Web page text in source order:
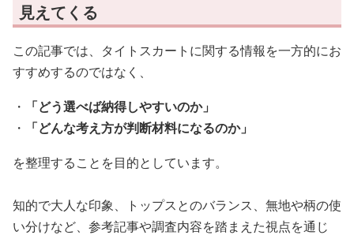
見えてくる
この記事では、タイトスカートに関する情報を一方的にお
すすめするのではなく、
・
「どう選べば納得しやすいのか」
・
「どんな考え方が判断材料になるのか」
を整理することを目的としています。
知的で大人な印象、トップスとのバランス、無地や柄の使
い分けなど、参考記事や調査内容を踏まえた視点を通じ